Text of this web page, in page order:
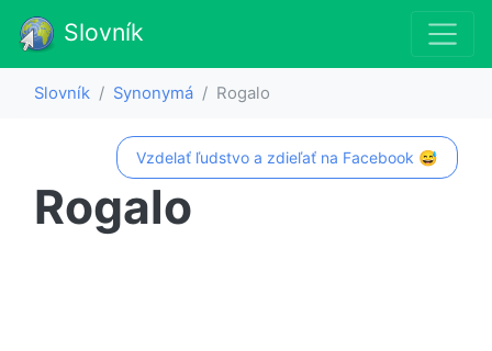
Slovník
Slovník Synonymá Rogalo
Vzdelať ľudstvo a zdieľať na Facebook 😅
Rogalo